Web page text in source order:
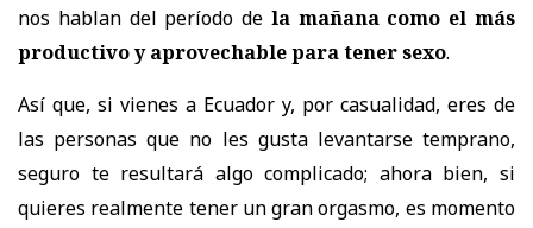
nos hablan del período de la mañana como el más
productivo y aprovechable para tener sexo.
Así que, si vienes a Ecuador y, por casualidad, eres de
las personas que no les gusta levantarse temprano,
seguro te resultará algo complicado; ahora bien, si
quieres realmente tener un gran orgasmo, es momento